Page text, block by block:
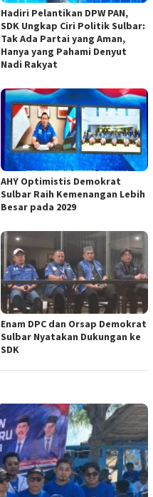
Hadiri Pelantikan DPW PAN,
SDK Ungkap Ciri Politik Sulbar:
Tak Ada Partai yang Aman,
Hanya yang Pahami Denyut
Nadi Rakyat
AHY Optimistis Demokrat
Sulbar Raih Kemenangan Lebih
Besar pada 2029
Enam DPC dan Orsap Demokrat
Sulbar Nyatakan Dukungan ke
SDK